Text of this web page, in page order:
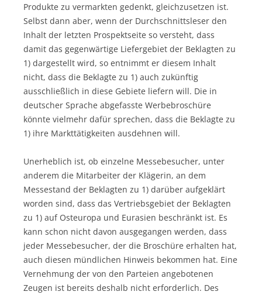
Produkte zu vermarkten gedenkt, gleichzusetzen ist.
Selbst dann aber, wenn der Durchschnittsleser den
Inhalt der letzten Prospektseite so versteht, dass
damit das gegenwärtige Liefergebiet der Beklagten zu
1) dargestellt wird, so entnimmt er diesem Inhalt
nicht, dass die Beklagte zu 1) auch zukünftig
ausschließlich in diese Gebiete liefern will. Die in
deutscher Sprache abgefasste Werbebroschüre
könnte vielmehr dafür sprechen, dass die Beklagte zu
1) ihre Markttätigkeiten ausdehnen will.
Unerheblich ist, ob einzelne Messebesucher, unter
anderem die Mitarbeiter der Klägerin, an dem
Messestand der Beklagten zu 1) darüber aufgeklärt
worden sind, dass das Vertriebsgebiet der Beklagten
zu 1) auf Osteuropa und Eurasien beschränkt ist. Es
kann schon nicht davon ausgegangen werden, dass
jeder Messebesucher, der die Broschüre erhalten hat,
auch diesen mündlichen Hinweis bekommen hat. Eine
Vernehmung der von den Parteien angebotenen
Zeugen ist bereits deshalb nicht erforderlich. Des